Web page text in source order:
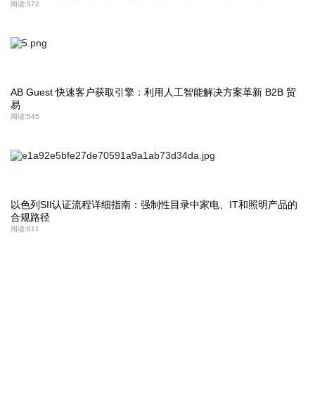
阅读:572
AB Guest 快速客户获取引擎：利用人工智能解决方案革新 B2B 贸
易
阅读:545
以色列SII认证流程详细指南：强制性目录中家电、IT和照明产品的
合规路径
阅读:611